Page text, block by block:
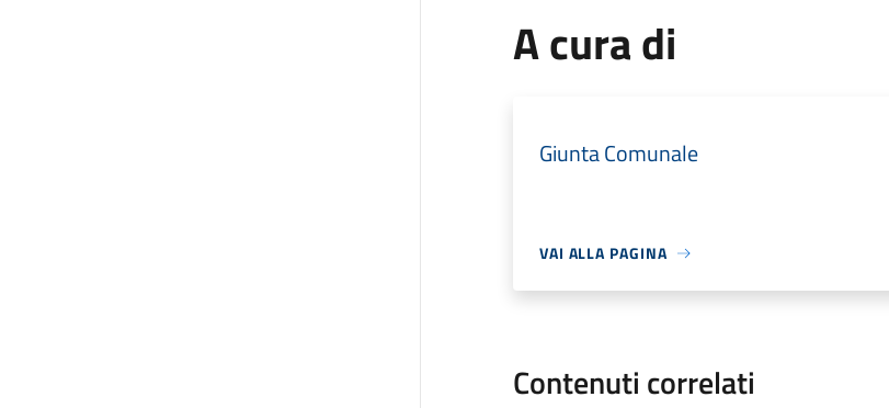
A cura di
Giunta Comunale
VAI ALLA PAGINA
Contenuti correlati